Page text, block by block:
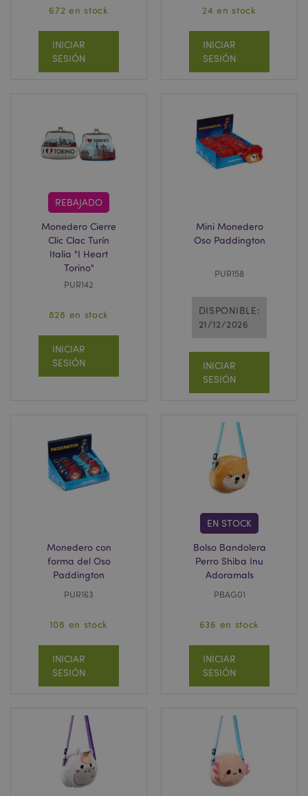
672 en stock
INICIAR
SESIÓN
24 en stock
INICIAR
SESIÓN
REBAJADO
Monedero Cierre
Clic Clac Turín
Italia "I Heart
Torino"
PUR142
828 en stock
INICIAR
SESIÓN
Mini Monedero
Oso Paddington
PUR158
DISPONIBLE:
21/12/2026
INICIAR
SESIÓN
Monedero con
forma del Oso
Paddington
PUR163
108 en stock
INICIAR
SESIÓN
EN STOCK
Bolso Bandolera
Perro Shiba Inu
Adoramals
PBAG01
636 en stock
INICIAR
SESIÓN